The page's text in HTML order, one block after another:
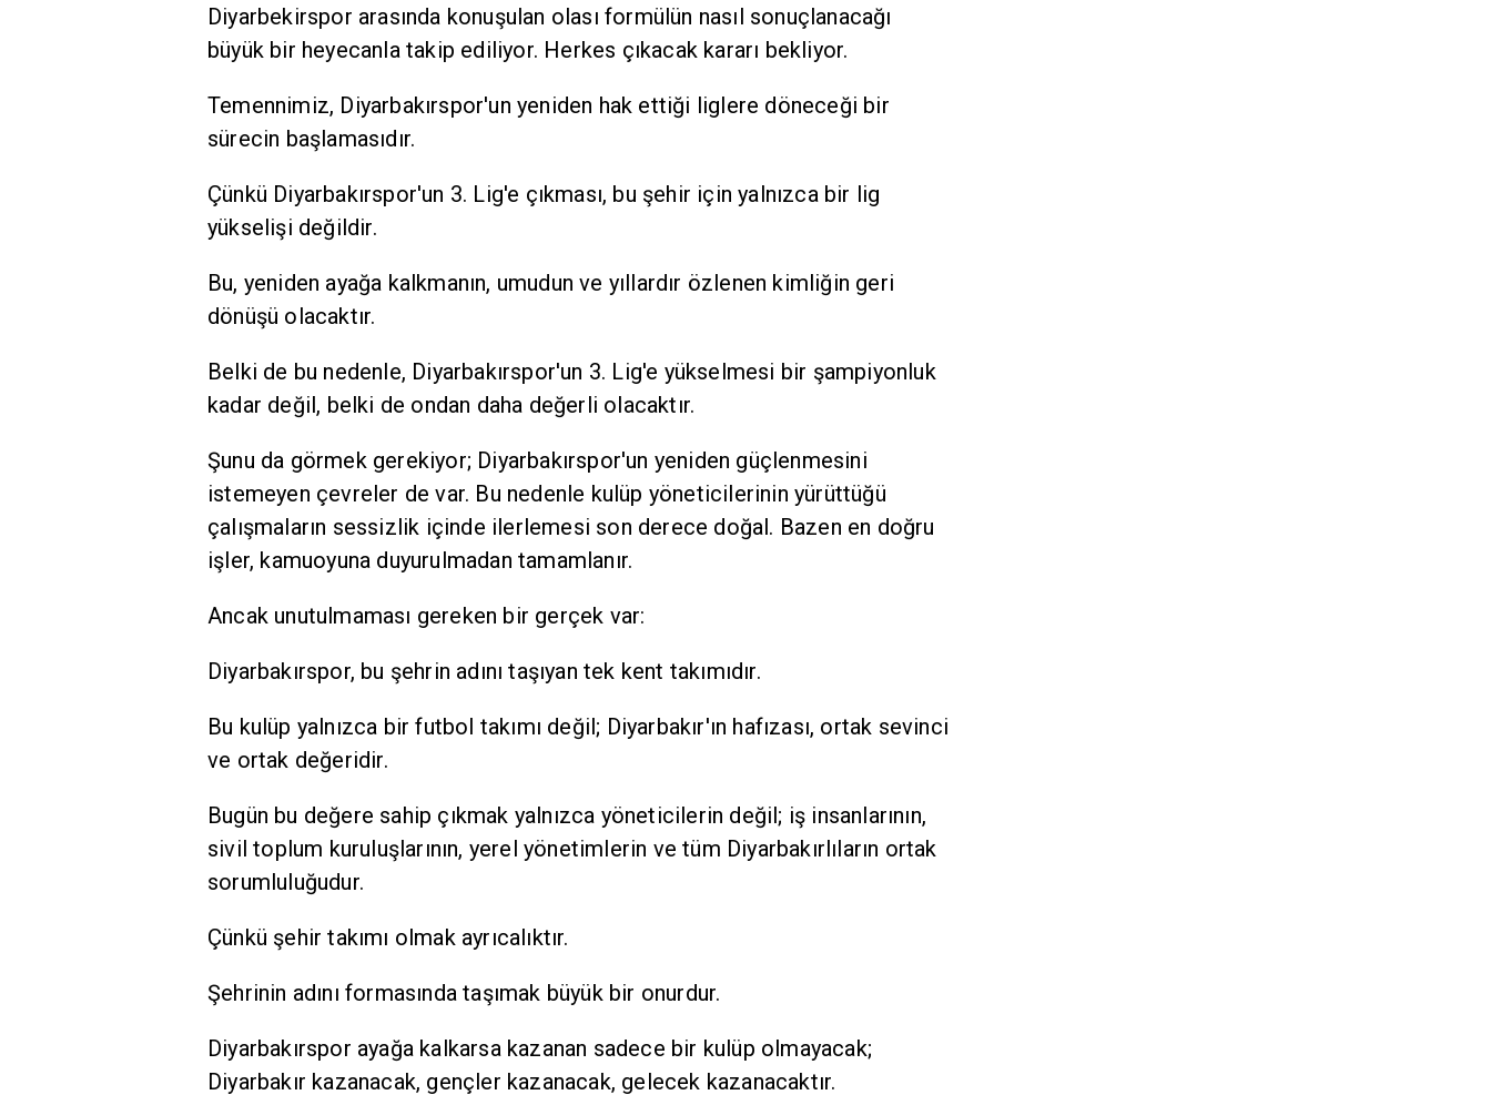
Diyarbekirspor arasında konuşulan olası formülün nasıl sonuçlanacağı
büyük bir heyecanla takip ediliyor. Herkes çıkacak kararı bekliyor.
Temennimiz, Diyarbakırspor'un yeniden hak ettiği liglere döneceği bir
sürecin başlamasıdır.
Çünkü Diyarbakırspor'un 3. Lig'e çıkması, bu şehir için yalnızca bir lig
yükselişi değildir.
Bu, yeniden ayağa kalkmanın, umudun ve yıllardır özlenen kimliğin geri
dönüşü olacaktır.
Belki de bu nedenle, Diyarbakırspor'un 3. Lig'e yükselmesi bir şampiyonluk
kadar değil, belki de ondan daha değerli olacaktır.
Şunu da görmek gerekiyor; Diyarbakırspor'un yeniden güçlenmesini
istemeyen çevreler de var. Bu nedenle kulüp yöneticilerinin yürüttüğü
çalışmaların sessizlik içinde ilerlemesi son derece doğal. Bazen en doğru
işler, kamuoyuna duyurulmadan tamamlanır.
Ancak unutulmaması gereken bir gerçek var:
Diyarbakırspor, bu şehrin adını taşıyan tek kent takımıdır.
Bu kulüp yalnızca bir futbol takımı değil; Diyarbakır'ın hafızası, ortak sevinci
ve ortak değeridir.
Bugün bu değere sahip çıkmak yalnızca yöneticilerin değil; iş insanlarının,
sivil toplum kuruluşlarının, yerel yönetimlerin ve tüm Diyarbakırlıların ortak
sorumluluğudur.
Çünkü şehir takımı olmak ayrıcalıktır.
Şehrinin adını formasında taşımak büyük bir onurdur.
Diyarbakırspor ayağa kalkarsa kazanan sadece bir kulüp olmayacak;
Diyarbakır kazanacak, gençler kazanacak, gelecek kazanacaktır.